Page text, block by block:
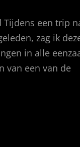
Tijdens een trip
zag ik
in alle
van een van de